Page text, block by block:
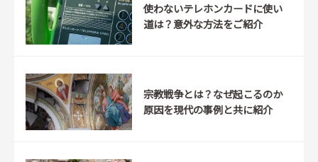
使わないテレホンカードに使い
道は？意外な方法をご紹介
宗教戦争とは？なぜ起こるのか
原因を現代の事例と共に紹介